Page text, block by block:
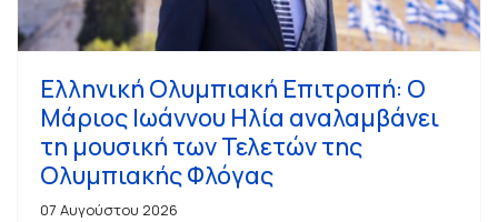
Ελληνική Ολυμπιακή Επιτροπή: Ο
Μάριος Ιωάννου Ηλία αναλαμβάνει
τη μουσική των Τελετών της
Ολυμπιακής Φλόγας
07 Αυγούστου 2026